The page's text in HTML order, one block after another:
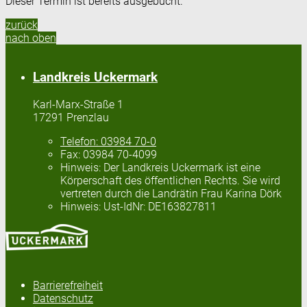
zurück
nach oben
Landkreis Uckermark
Karl-Marx-Straße 1
17291 Prenzlau
Telefon: 03984 70-0
Fax: 03984 70-4099
Hinweis: Der Landkreis Uckermark ist eine
Körperschaft des öffentlichen Rechts. Sie wird
vertreten durch die Landrätin Frau Karina Dörk
Hinweis: Ust-IdNr: DE163827811
Barrierefreiheit
Datenschutz